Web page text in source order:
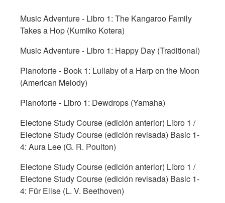
Music Adventure - Libro 1: The Kangaroo Family
Takes a Hop (Kumiko Kotera)
Music Adventure - Libro 1: Happy Day (Traditional)
Pianoforte - Book 1: Lullaby of a Harp on the Moon
(American Melody)
Pianoforte - Libro 1: Dewdrops (Yamaha)
Electone Study Course (edición anterior) Libro 1 /
Electone Study Course (edición revisada) Basic 1-
4: Aura Lee (G. R. Poulton)
Electone Study Course (edición anterior) Libro 1 /
Electone Study Course (edición revisada) Basic 1-
4: Für Elise (L. V. Beethoven)